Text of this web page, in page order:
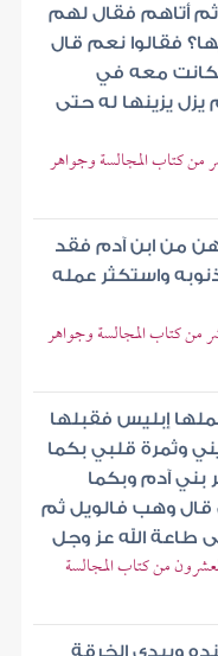
أتاهم فقال لهم
فقالوا نعم قال
فكانت معه في
يزينها له حتى
من كتاب المجالسة وجواهر
من ابن آدم فقد
واستكثر عمله
من كتاب المجالسة وجواهر
إبليس فقبلها
وثمرة قلبي بكما
بني آدم وبكما
قال وهب فالويل ثم
طاعة الله عز وجل
من كتاب المجالسة
وبيدي الخرقة